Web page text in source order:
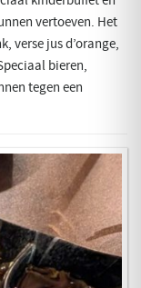
vertoeven. Het
verse jus d’orange,
bieren,
tegen een